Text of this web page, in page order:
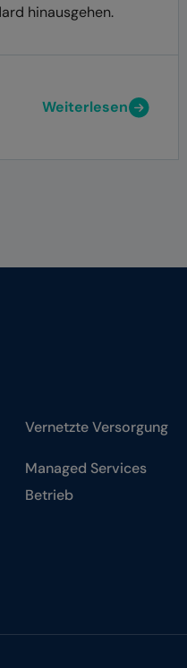
hinausgehen.
Weiterlesen
Vernetzte Versorgung
Managed Services
Betrieb